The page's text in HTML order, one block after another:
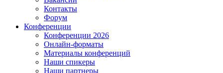
Контакты
Форум
Конференции
Конференции 2026
Онлайн-форматы
Материалы конференций
Наши спикеры
Наши партнеры